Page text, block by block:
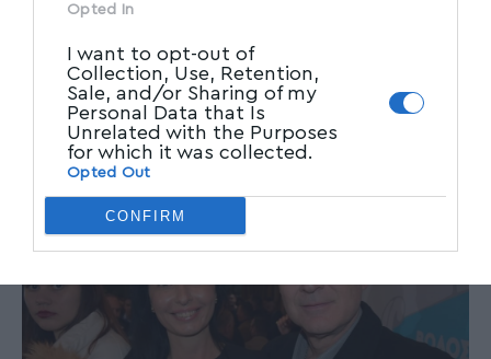
Opted In
I want to opt-out of
Collection, Use, Retention,
Sale, and/or Sharing of my
Personal Data that Is
Unrelated with the Purposes
for which it was collected.
Opted Out
CONFIRM